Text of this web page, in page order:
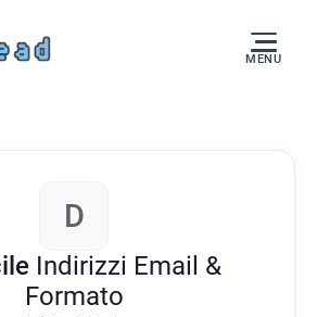
MENU
D
Indirizzi Email &
Formato